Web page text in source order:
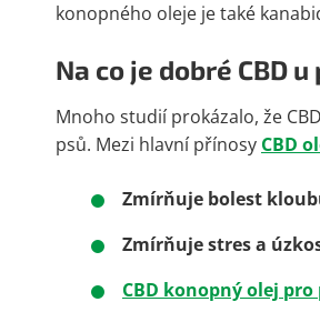
konopného oleje je také
Na co je dobré CBD u
Mnoho studií prokázalo, že
psů. Mezi hlavní přínosy CBD
Zmírňuje bolest
Zmírňuje stres a
CBD konopný olej pro